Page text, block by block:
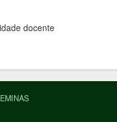
docente